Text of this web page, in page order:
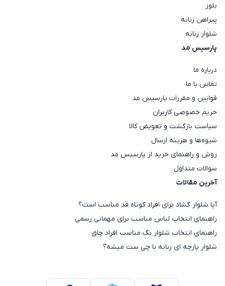
بلوز
پیراهن زنانه
شلوار زنانه
پارسیس مد
درباره ما
تماس با ما
قوانین و مقررات پارسیس مد
حریم خصوصی کاربران
سیاست بازگشت و تعویض کالا
شیوه‌ها و هزینه ارسال
روش و راهنمای خرید از پارسیس مد
سوالات متداول
آخرین مقالات
آیا شلوار گشاد برای افراد کوتاه قد مناسب است؟
راهنمای انتخاب لباس مناسب برای مهمانی رسمی
راهنمای انتخاب شلوار بگ مناسب افراد چاق
شلوار پارچه ای زنانه با چی ست میشه؟